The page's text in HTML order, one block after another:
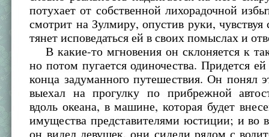
потухает от собственной лихорадочной
смотрит на Зулмиру, опустив руки,
тянет исповедаться ей в своих помыслах и
В какие-то мгновения он склоняется к
но потом пугается одиночества. Придется
конца задуманного путешествия. Он понял
выехал на прогулку по прибрежной
вдоль океана, в машине, которая будет
имущества представителями юстиции; и во